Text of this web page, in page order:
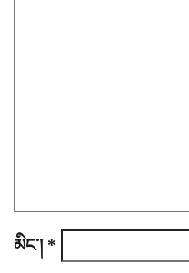
མིང་། *